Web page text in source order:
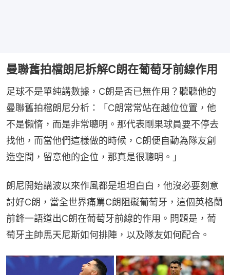
曼聯舊拍檔朗尼拆解C朗在葡萄牙前線作用
足球不是單純講數據，C朗是否已無作用？聽聽他的
曼聯舊拍檔朗尼分析：「C朗常常站在越位位置，他
不是懶惰，而是非常聰明。那代表剛果球員要不停去
找他，而當他們這樣做的時候，C朗便自動為隊友創
造空間，留意他的企位，那真是很聰明。」
朗尼開始講波以來作風都是坦坦白白，他沒必要刻意
討好C朗，當全世界痛罵C朗阻礙葡萄牙，這個英格蘭
前鋒一語道出C朗在葡萄牙前線的作用。問題是，葡
萄牙主帥馬天尼斯如何排陣，以及隊友如何配合。